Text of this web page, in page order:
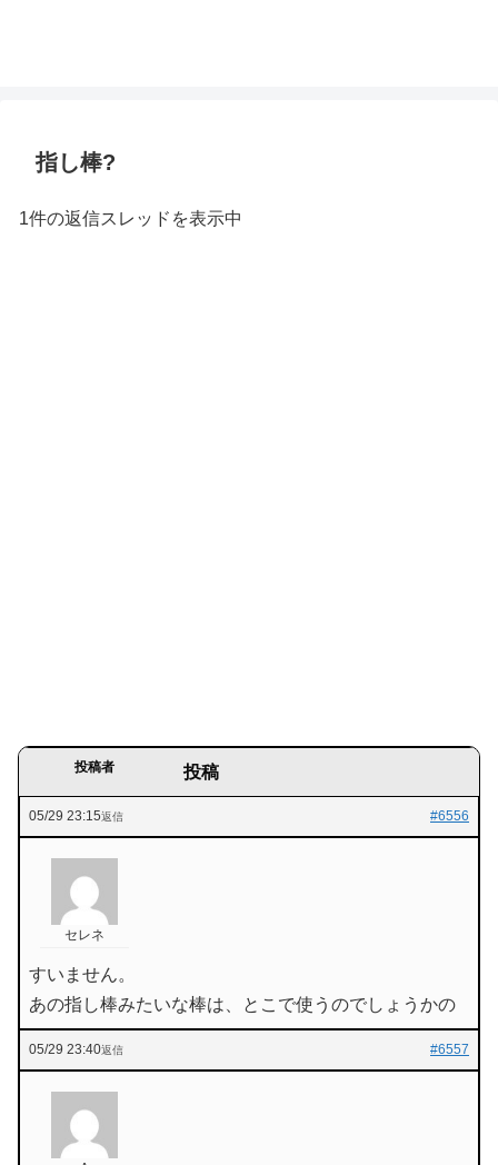
指し棒?
1件の返信スレッドを表示中
投稿者 投稿
05/29 23:15 #6556
返信
セレネ
すいません。
あの指し棒みたいな棒は、とこで使うのでしょうかの
05/29 23:40 #6557
返信